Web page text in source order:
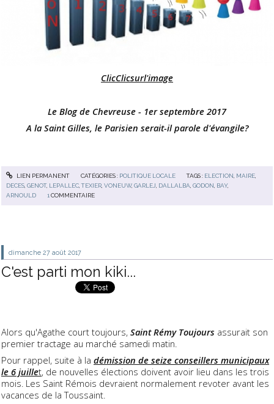
ClicClicsurl'image
Le Blog de Chevreuse - 1er septembre 2017
A la Saint Gilles, le Parisien serait-il parole d'évangile?
LIEN PERMANENT CATÉGORIES : POLITIQUE LOCALE TAGS : ELECTION, MAIRE,
DECES,GENOT, LEPALLEC,TEXIER,VONEUW,GARLEJ, DALLALBA,GODON, BAY,
ARNOULD
1 COMMENTAIRE
dimanche 27 août 2017
C'est parti mon kiki...
Alors qu'Agathe court toujours, Saint Rémy Toujours assurait son
premier tractage au marché samedi matin.
Pour rappel, suite à la démission de seize conseillers municipaux
le 6 juillet, de nouvelles élections doivent avoir lieu dans les trois
mois. Les Saint Rémois devraient normalement revoter avant les
vacances de la Toussaint.